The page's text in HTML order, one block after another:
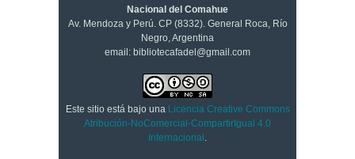
Nacional del Comahue
Av. Mendoza y Perú. CP (8332). General Roca, Río
Negro, Argentina
email: bibliotecafadel@gmail.com
Este sitio está bajo una Licencia Creative Commons
Atribución-NoComercial-CompartirIgual 4.0
Internacional .